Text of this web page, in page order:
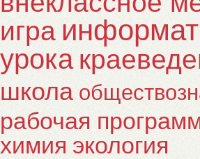
игра
урока
школа
рабочая
химия экология